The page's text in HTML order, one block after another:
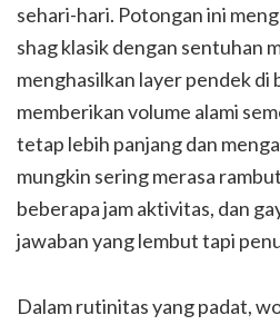
sehari-hari. Potongan ini
shag klasik dengan sentuhan
menghasilkan layer pendek di
memberikan volume alami
tetap lebih panjang dan
mungkin sering merasa
beberapa jam aktivitas, dan
jawaban yang lembut tapi
Dalam rutinitas yang padat,